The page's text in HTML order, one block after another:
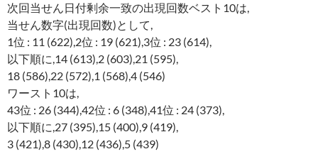
次回当せん日付剰余一致の出現回数ベスト10は,
当せん数字(出現回数)として,
1位 : 11 (622),2位 : 19 (621),3位 : 23 (614),
以下順に,14 (613),2 (603),21 (595),
18 (586),22 (572),1 (568),4 (546)
ワースト10は,
43位 : 26 (344),42位 : 6 (348),41位 : 24 (373),
以下順に,27 (395),15 (400),9 (419),
3 (421),8 (430),12 (436),5 (439)